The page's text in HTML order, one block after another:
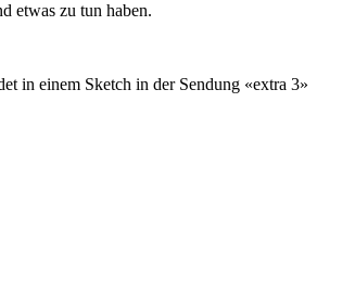
etwas zu tun haben.
in einem Sketch in der Sendung «extra 3»